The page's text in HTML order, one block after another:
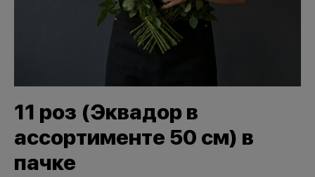
11 роз (Эквадор в
ассортименте 50 см) в
пачке